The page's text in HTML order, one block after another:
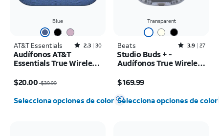
Blue
AT&T Essentials Rated2.3out of 5 stars with30reviews
2.3 30
Audífonos AT&T
Essentials True Wireless
$20.00$39.99
Selecciona opciones de color
Transparent
Beats Rated3.9out of 5 stars with27reviews
3.9 27
Studio Buds + -
Audífonos True Wireless
ruido
$169.99
Selecciona opciones de color